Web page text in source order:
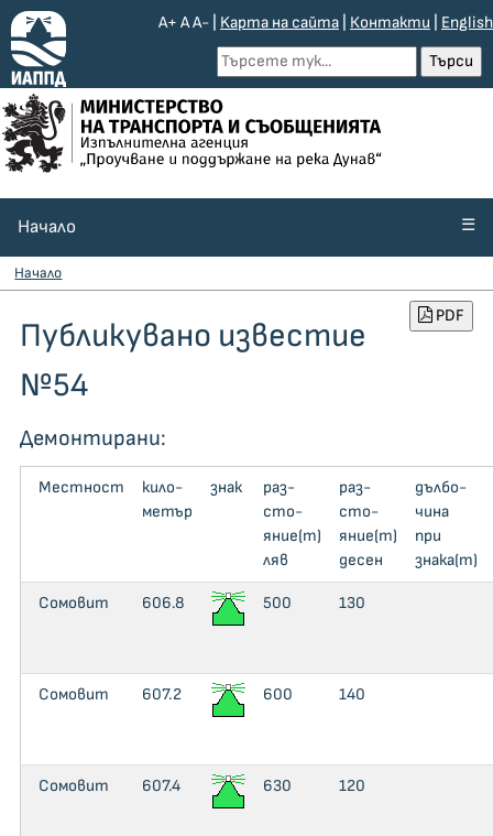
A+ AA- Kарта на сайта Контакти English
Начало ☰
Начало
PDF
Публикувано известие
№54
Демонтирани:
Местност
кило­
метър
знак
раз­
сто­
яние(m)
ляв
раз­
сто­
яние(m)
десен
дъл­бо­
чи­на
при
знака(m)
Сомовит 606.8 500 130
Сомовит 607.2 600 140
Сомовит 607.4 630 120